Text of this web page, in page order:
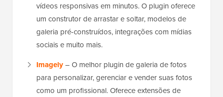
vídeos responsivas em minutos. O plugin oferece
um construtor de arrastar e soltar, modelos de
galeria pré-construídos, integrações com mídias
sociais e muito mais.
Imagely– O melhor plugin de galeria de fotos
para personalizar, gerenciar e vender suas fotos
como um profissional. Oferece extensões de